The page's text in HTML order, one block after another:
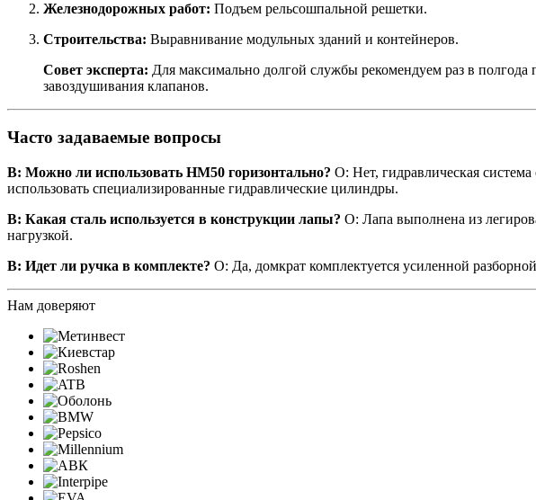
Железнодорожных работ: Подъем рельсошпальной решетки.
Строительства: Выравнивание модульных зданий и контейнеров.
Совет эксперта: Для максимально долгой службы рекомендуем раз в полгода
завоздушивания клапанов.
Часто задаваемые вопросы
В: Можно ли использовать HM50 горизонтально? О: Нет, гидравлическая
использовать специализированные гидравлические цилиндры.
В: Какая сталь используется в конструкции лапы? О: Лапа выполнена из
нагрузкой.
В: Идет ли ручка в комплекте? О: Да, домкрат комплектуется усиленной
Нам доверяют